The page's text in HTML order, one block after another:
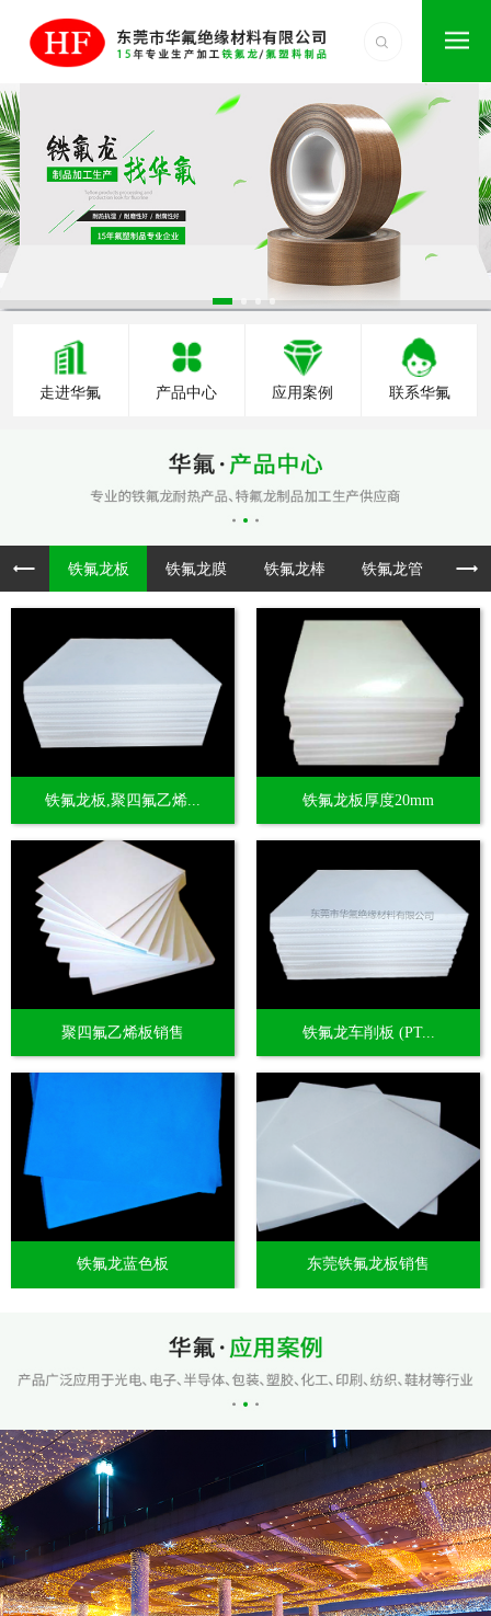
走进华氟 产品中心 应用案例 联系华氟
铁氟龙板 铁氟龙膜 铁氟龙棒 铁氟龙管 透
铁氟龙板,聚四氟乙烯... 铁氟龙板厚度20mm
聚四氟乙烯板销售 铁氟龙车削板 (PT...
铁氟龙蓝色板 东莞铁氟龙板销售